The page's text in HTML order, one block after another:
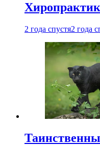
2 года спустя2 года